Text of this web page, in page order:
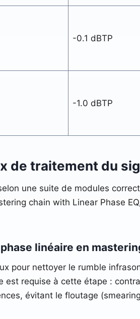
-0.1 dBTP
-1.0 dBTP
de traitement du
une suite de modules
chain with Linear Phase
linéaire en
pour nettoyer le rumble
est requise à cette étape :
évitant le floutage